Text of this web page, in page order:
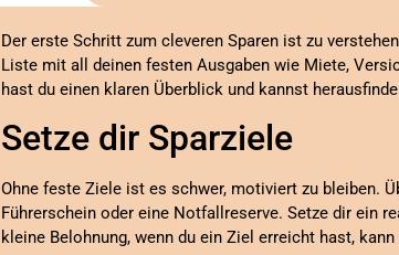
Der erste Schritt zum cleveren Sparen ist zu
Liste mit all deinen festen Ausgaben wie Miete,
hast du einen klaren Überblick und kannst
Setze dir Sparziele
Ohne feste Ziele ist es schwer, motiviert zu bleiben.
Führerschein oder eine Notfallreserve. Setze dir ein
kleine Belohnung, wenn du ein Ziel erreicht hast,